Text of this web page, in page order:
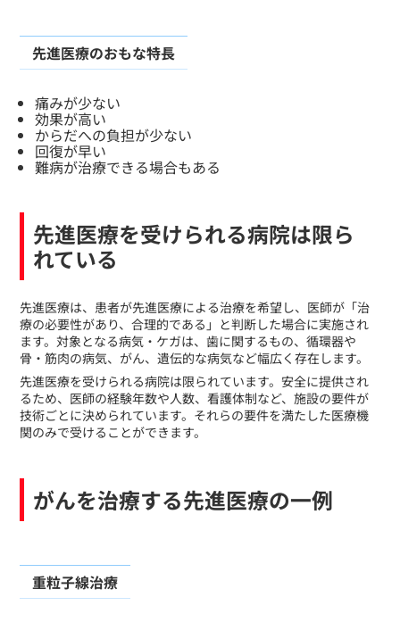
先進医療のおもな特長
痛みが少ない
効果が高い
からだへの負担が少ない
回復が早い
難病が治療できる場合もある
先進医療を受けられる病院は限ら
れている
​先進医療は、患者が先進医療による治療を希望し、医師が「治
療の必要性があり、合理的である」と判断した場合に実施され
ます。対象となる病気・ケガは、歯に関するもの、循環器や
骨・筋肉の病気、がん、遺伝的な病気など幅広く存在します。
先進医療を受けられる病院は限られています。安全に提供され
るため、医師の経験年数や人数、看護体制など、施設の要件が
技術ごとに決められています。それらの要件を満たした医療機
関のみで受けることができます。
がんを治療する先進医療の一例
重粒子線治療